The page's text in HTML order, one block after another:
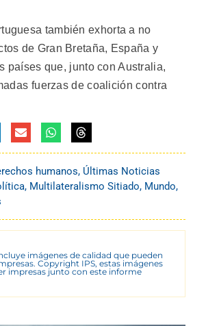
también exhorta a no
de Gran Bretaña, España y
países que, junto con Australia,
fuerzas de coalición contra
humanos, Últimas Noticias
, Multilateralismo Sitiado, Mundo,
imágenes de calidad que pueden
Copyright IPS, estas imágenes
impresas junto con este informe